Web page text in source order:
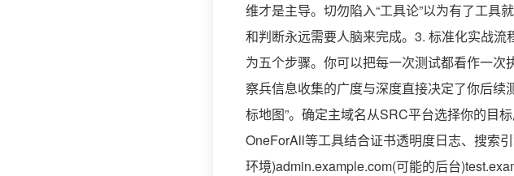
维才是主导。切勿陷入“工具论”以为有了工具
和判断永远需要人脑来完成。3. 标准化实战
为五个步骤。你可以把每一次测试都看作一
察兵信息收集的广度与深度直接决定了你后续
标地图”。确定主域名从SRC平台选择你的目
OneForAll等工具结合证书透明度日志、搜索
环境)admin.example.com(可能的后台